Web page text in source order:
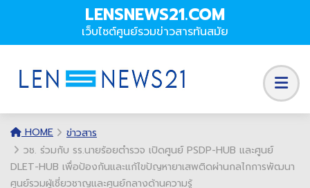
LENSNEWS21.COM
เว็บไซต์ศูนย์รวมข่าวสารทันสมัย
HOME
ข่าวสาร
วช. ร่วมกับ รร.นายร้อยตำรวจ เปิดศูนย์ PSDP-HUB และศูนย์
DLET-HUB เพื่อป้องกันและแก้ไขปัญหายาเสพติดผ่านกลไกการพัฒนา
ศูนย์รวมผู้เชี่ยวชาญและศูนย์กลางด้านความรู้